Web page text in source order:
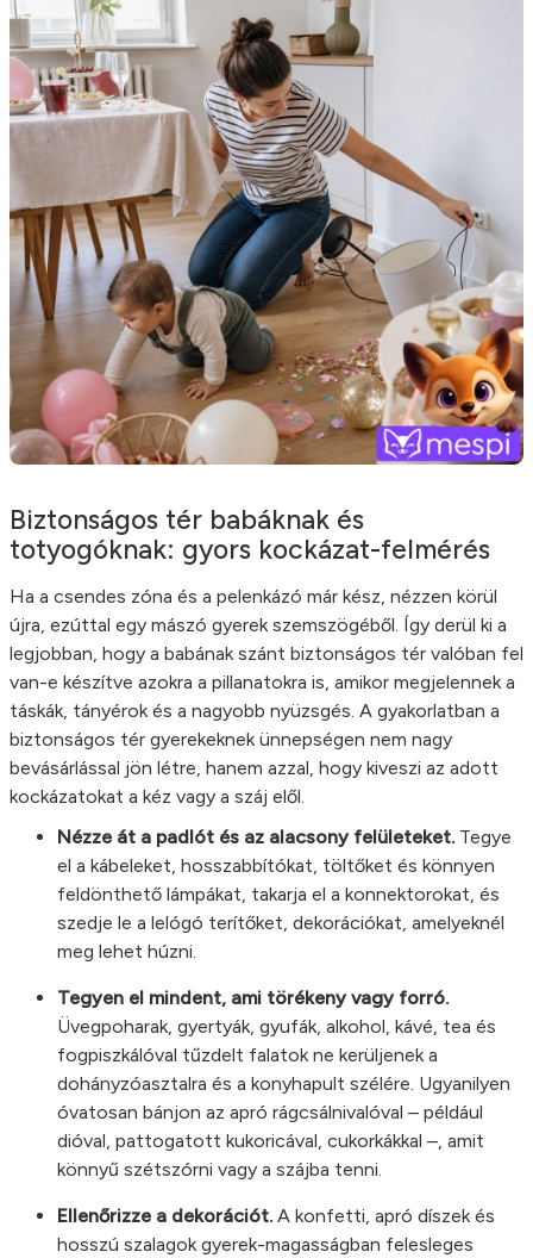
Biztonságos tér babáknak és
totyogóknak: gyors kockázat-felmérés
Ha a csendes zóna és a pelenkázó már kész, nézzen körül
újra, ezúttal egy mászó gyerek szemszögéből. Így derül ki a
legjobban, hogy a babának szánt biztonságos tér valóban fel
van-e készítve azokra a pillanatokra is, amikor megjelennek a
táskák, tányérok és a nagyobb nyüzsgés. A gyakorlatban a
biztonságos tér gyerekeknek ünnepségen nem nagy
bevásárlással jön létre, hanem azzal, hogy kiveszi az adott
kockázatokat a kéz vagy a száj elől.
Nézze át a padlót és az alacsony felületeket. Tegye
el a kábeleket, hosszabbítókat, töltőket és könnyen
feldönthető lámpákat, takarja el a konnektorokat, és
szedje le a lelógó terítőket, dekorációkat, amelyeknél
meg lehet húzni.
Tegyen el mindent, ami törékeny vagy forró.
Üvegpoharak, gyertyák, gyufák, alkohol, kávé, tea és
fogpiszkálóval tűzdelt falatok ne kerüljenek a
dohányzóasztalra és a konyhapult szélére. Ugyanilyen
óvatosan bánjon az apró rágcsálnivalóval – például
dióval, pattogatott kukoricával, cukorkákkal –, amit
könnyű szétszórni vagy a szájba tenni.
Ellenőrizze a dekorációt. A konfetti, apró díszek és
hosszú szalagok gyerek-magasságban felesleges